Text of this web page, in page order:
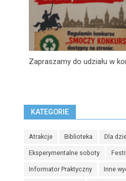
Zapraszamy do udziału w
KATEGORIE
Atrakcje Biblioteka Dla
Eksperymentalne soboty
Informator Praktyczny Inne